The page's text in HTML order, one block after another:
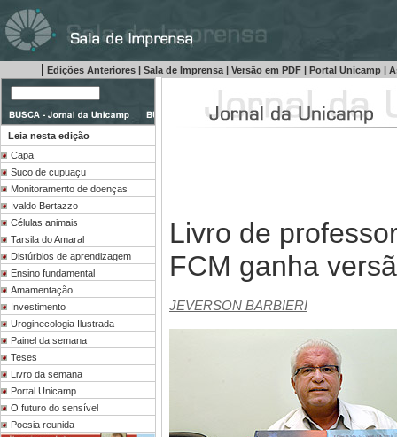
| Edições Anteriores | Sala de Imprensa | Versão em PDF | Portal Unicamp |
Leia nesta edição
Capa
Suco de cupuaçu
Monitoramento de doenças
Ivaldo Bertazzo
Células animais
Tarsila do Amaral
Distúrbios de aprendizagem
Ensino fundamental
Amamentação
Investimento
Uroginecologia Ilustrada
Painel da semana
Teses
Livro da semana
Portal Unicamp
O futuro do sensível
Poesia reunida
Livro de
FCM ganha
JEVERSON BARBIERI